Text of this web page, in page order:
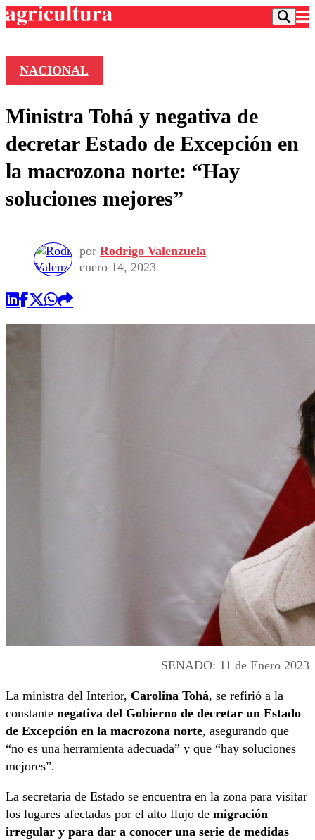
Frecuencias
Agricultura TV
Deportes
Colo Colo
Motor
Torneo Internacional
Torneo Nacional
Entretención
Internacional
Nacional
Vida Social
Programas
Comercial
NACIONAL
Ministra Tohá y negativa de
decretar Estado de Excepción en
la macrozona norte: “Hay
soluciones mejores”
por Rodrigo Valenzuela
enero 14, 2023
SENADO: 11 de Enero 2023
La ministra del Interior, Carolina Tohá, se refirió a la
constante negativa del Gobierno de decretar un Estado
de Excepción en la macrozona norte, asegurando que
“no es una herramienta adecuada” y que “hay soluciones
mejores”.
La secretaria de Estado se encuentra en la zona para visitar
los lugares afectadas por el alto flujo de migración
irregular y para dar a conocer una serie de medidas